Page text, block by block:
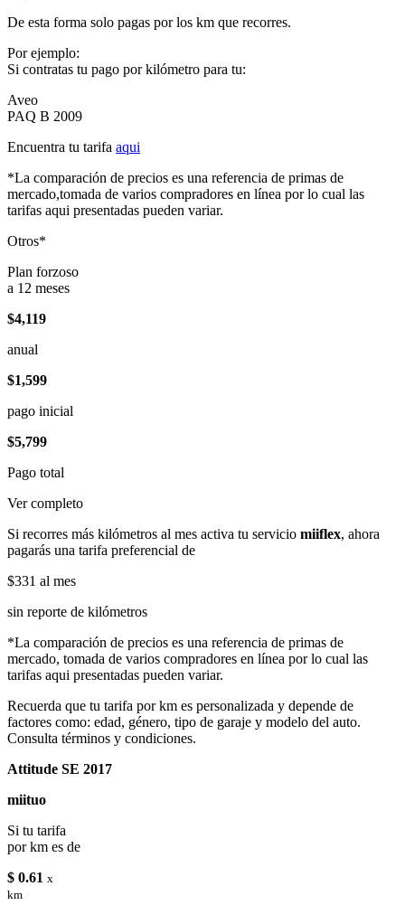
De esta forma solo pagas por los km que recorres.
Por ejemplo:
Si contratas tu pago por kilómetro para tu:
Aveo
PAQ B 2009
Encuentra tu tarifa aqui
*La comparación de precios es una referencia de primas de
mercado,tomada de varios compradores en línea por lo cual las
tarifas aqui presentadas pueden variar.
Otros*
Plan forzoso
a 12 meses
$4,119
anual
$1,599
pago inicial
$5,799
Pago total
Ver completo
Si recorres más kilómetros al mes activa tu servicio miiflex, ahora
pagarás una tarifa preferencial de
$331 al mes
sin reporte de kilómetros
*La comparación de precios es una referencia de primas de
mercado, tomada de varios compradores en línea por lo cual las
tarifas aqui presentadas pueden variar.
Recuerda que tu tarifa por km es personalizada y depende de
factores como: edad, género, tipo de garaje y modelo del auto.
Consulta términos y condiciones.
Attitude SE 2017
miituo
Si tu tarifa
por km es de
$ 0.61 x
km